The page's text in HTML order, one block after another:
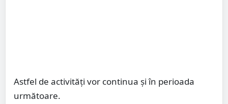
Astfel de activități vor continua și în perioada
următoare.